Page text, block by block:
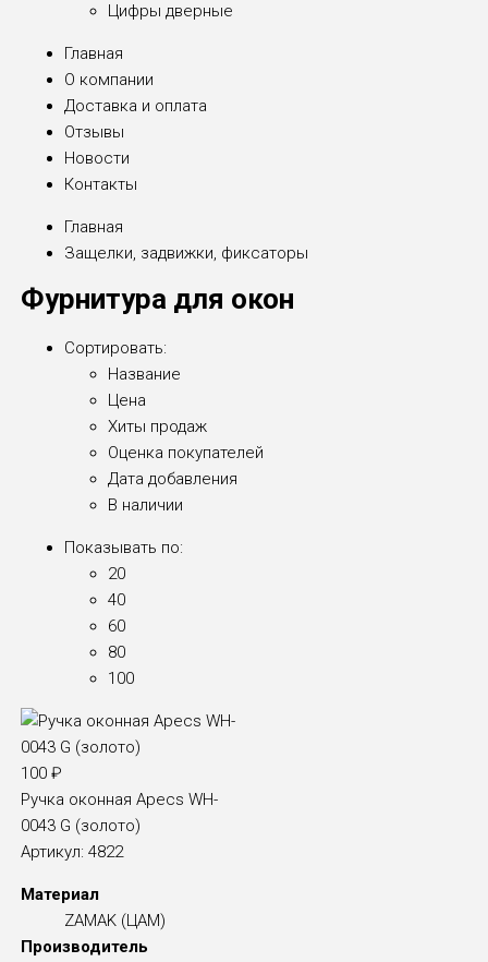
Цифры дверные
Главная
О компании
Доставка и оплата
Отзывы
Новости
Контакты
Главная
Защелки, задвижки, фиксаторы
Фурнитура для окон
Сортировать:
Название
Цена
Хиты продаж
Оценка покупателей
Дата добавления
В наличии
Показывать по:
20
40
60
80
100
100₽
Ручка оконная Apecs WH-
0043 G (золото)
Артикул:4822
Материал
ZAMAK (ЦАМ)
Производитель